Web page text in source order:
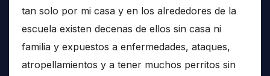
tan solo por mi casa y en los alrededores de la
escuela existen decenas de ellos sin casa ni
familia y expuestos a enfermedades, ataques,
atropellamientos y a tener muchos perritos sin